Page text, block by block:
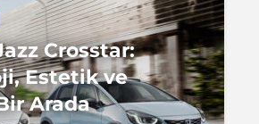
Crosstar:
Estetik ve
Arada